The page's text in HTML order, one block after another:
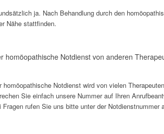
ja. Nach Behandlung durch den
Nähe stattfinden.
homöopathische Notdienst von anderen
homöopathische Notdienst wird von vielen
Sie einfach unsere Nummer auf Ihren
Fragen rufen Sie uns bitte unter der Notdienstnummer